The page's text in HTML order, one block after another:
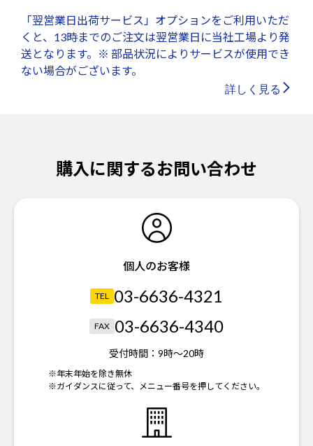
「翌営業日出荷サービス」オプションをご利用いただ
くと、13時までのご注文は翌営業日に当社工場より発
送となります。※ 部品状況によりサービスが使用でき
ない場合がございます。
詳しく見る
購入に関するお問い合わせ
個人のお客様
TEL 03-6636-4321
FAX 03-6636-4340
受付時間： 9時～20時
※年末年始を除き無休
※ガイダンスに従って、メニュー番号を押してください。